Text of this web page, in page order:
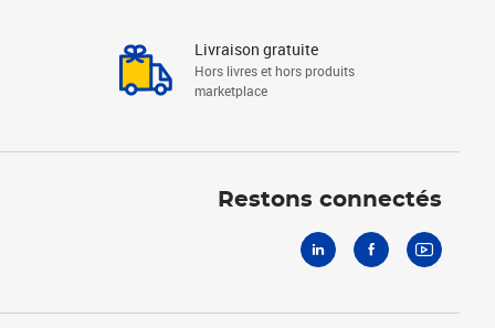
Livraison gratuite
Hors livres et hors produits
marketplace
Restons connectés